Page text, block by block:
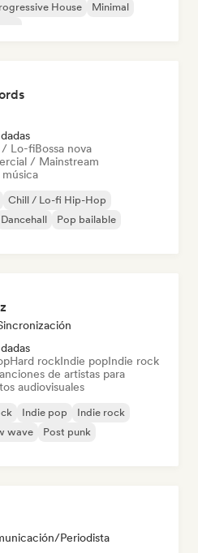
House
Minimal
/ Lo-fiBossa nova
/ Mainstream
música
Chill / Lo-fi Hip-Hop
Dancehall
Pop bailable
Hard rockIndie popIndie rock
de artistas para
audiovisuales
Indie pop
Indie rock
wave
Post punk
Periodista